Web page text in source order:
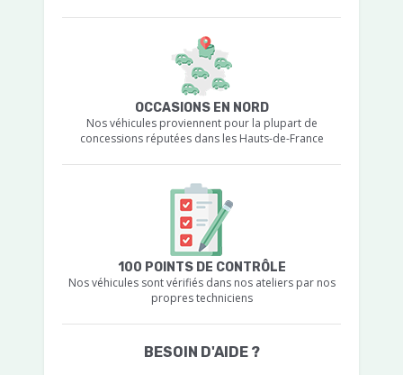
OCCASIONS EN NORD
Nos véhicules proviennent pour la plupart de
concessions réputées dans les Hauts-de-France
100 POINTS DE CONTRÔLE
Nos véhicules sont vérifiés dans nos ateliers par nos
propres techniciens
BESOIN D'AIDE ?